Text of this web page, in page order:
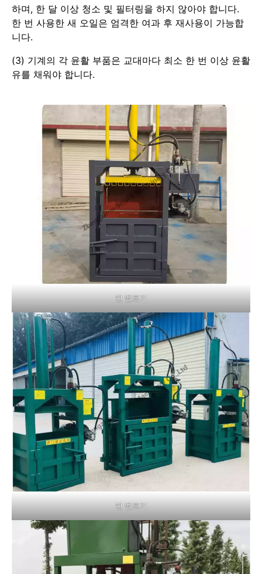
하며, 한 달 이상 청소 및 필터링을 하지 않아야 합니다.
한 번 사용한 새 오일은 엄격한 여과 후 재사용이 가능합
니다.
(3) 기계의 각 윤활 부품은 교대마다 최소 한 번 이상 윤활
유를 채워야 합니다.
면 벨트기
면 벨트기